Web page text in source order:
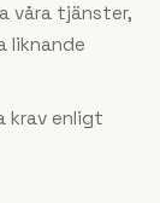
våra tjänster,
liknande
enligt